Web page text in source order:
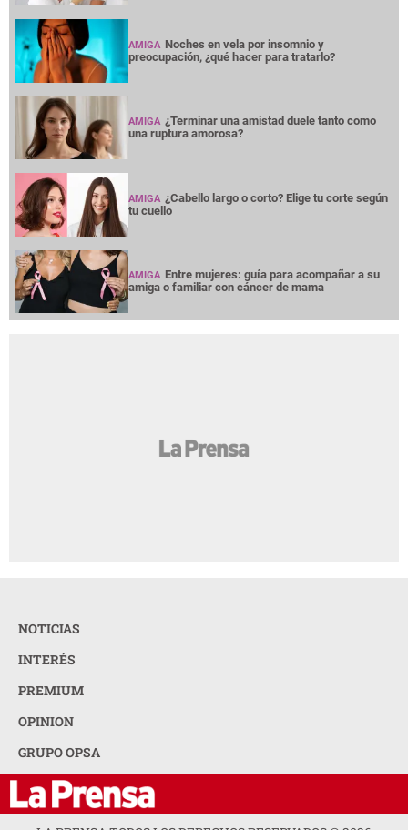
AMIGA Noches en vela por insomnio y
preocupación, ¿qué hacer para tratarlo?
AMIGA ¿Terminar una amistad duele tanto como
una ruptura amorosa?
AMIGA ¿Cabello largo o corto? Elige tu corte según
tu cuello
AMIGA Entre mujeres: guía para acompañar a su
amiga o familiar con cáncer de mama
NOTICIAS
INTERÉS
PREMIUM
OPINION
GRUPO OPSA